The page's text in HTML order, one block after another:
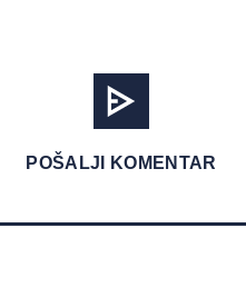
POŠALJI KOMENTAR